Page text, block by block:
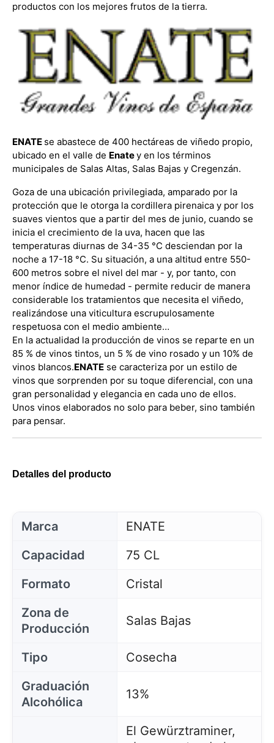
productos con los mejores frutos de la tierra.
ENATE se abastece de 400 hectáreas de viñedo propio,
ubicado en el valle de Enatey en los términos
municipales de Salas Altas, Salas Bajas y Cregenzán.
Goza de una ubicación privilegiada, amparado por la
protección que le otorga la cordillera pirenaica y por los
suaves vientos que a partir del mes de junio, cuando se
inicia el crecimiento de la uva, hacen que las
temperaturas diurnas de 34-35 °C desciendan por la
noche a 17-18 °C. Su situación, a una altitud entre 550-
600 metros sobre el nivel del mar - y, por tanto, con
menor índice de humedad - permite reducir de manera
considerable los tratamientos que necesita el viñedo,
realizándose una viticultura escrupulosamente
respetuosa con el medio ambiente…
En la actualidad la producción de vinos se reparte en un
85 % de vinos tintos, un 5 % de vino rosado y un 10% de
vinos blancos.ENATE se caracteriza por un estilo de
vinos que sorprenden por su toque diferencial, con una
gran personalidad y elegancia en cada uno de ellos.
Unos vinos elaborados no solo para beber, sino también
para pensar.
Detalles del producto
Marca
ENATE
Capacidad
75 CL
Formato
Cristal
Zona de
Producción
Salas Bajas
Tipo
Cosecha
Graduación
Alcohólica
13%
El Gewürztraminer,